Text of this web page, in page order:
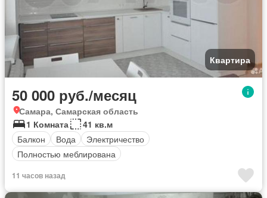
Квартира
50 000 руб./месяц
Самара, Самарская область
1 Комната
41 кв.м
Балкон
Вода
Электричество
Полностью меблирована
11 часов назад